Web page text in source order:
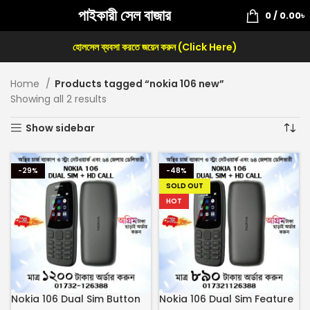
পাইকারী সেল বাজার 0/ 0.00৳
হোলসেল ব্যবসা করতে জয়েন করুন (Click Here)
Home
Products tagged “nokia 106 new”
Showing all 2 results
Show sidebar
-29%
Nokia 106 Dual Sim Button
-48%
SOLD OUT
HOT
Nokia 106 Dual Sim Feature